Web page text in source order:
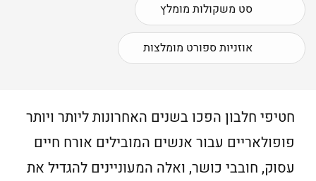
סט משקולות מומלץ
אוזניות ספורט מומלצות
חטיפי חלבון הפכו בשנים האחרונות ליותר ויותר
פופולאריים עבור אנשים המובילים אורח חיים
עסוק, חובבי כושר, ואלה המעוניינים להגדיל את